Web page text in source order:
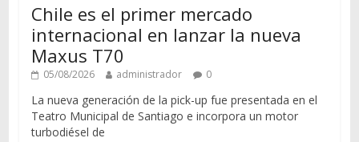
Chile es el primer mercado
internacional en lanzar la nueva
Maxus T70
05/08/2026 administrador 0
La nueva generación de la pick-up fue presentada en el
Teatro Municipal de Santiago e incorpora un motor
turbodiésel de